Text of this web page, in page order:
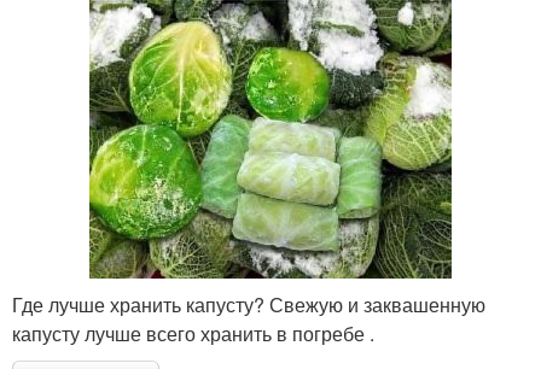
Где лучше хранить капусту? Свежую и заквашенную
капусту лучше всего хранить в погребе .